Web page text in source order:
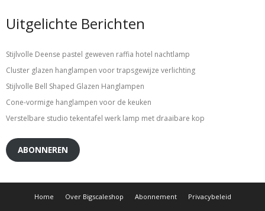
Uitgelichte Berichten
Stijlvolle Deense pastel geweven raffia hotel nachtlamp
Cluster glazen hanglampen voor trapsgewijze verlichting
Stijlvolle Bell Shaped Glazen Hanglampen
Cone-vormige hanglampen voor de keuken
Verstelbare studio tekentafel werk lamp met draaibare kop
ABONNEREN
Home Over Bigscaleshop Abonnement
Privacybeleid